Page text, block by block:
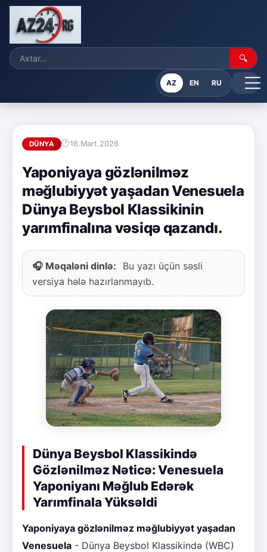
🔍
AZ EN RU
DÜNYA 16.Mart.2026
Yaponiyaya gözlənilməz
məğlubiyyət yaşadan Venesuela
Dünya Beysbol Klassikinin
yarımfinalına vəsiqə qazandı.
🎧 Məqaləni dinlə:
Bu yazı üçün səsli
versiya hələ hazırlanmayıb.
Dünya Beysbol Klassikində
Gözlənilməz Nəticə: Venesuela
Yaponiyanı Məğlub Edərək
Yarımfinala Yüksəldi
Yaponiyaya gözlənilməz məğlubiyyət yaşadan
Venesuela - Dünya Beysbol Klassikində (WBC)